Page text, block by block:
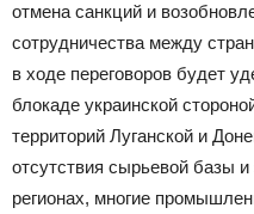
отмена санкций и
сотрудничества между
в ходе переговоров будет
блокаде украинской
территорий Луганской и
отсутствия сырьевой базы и
регионах, многие